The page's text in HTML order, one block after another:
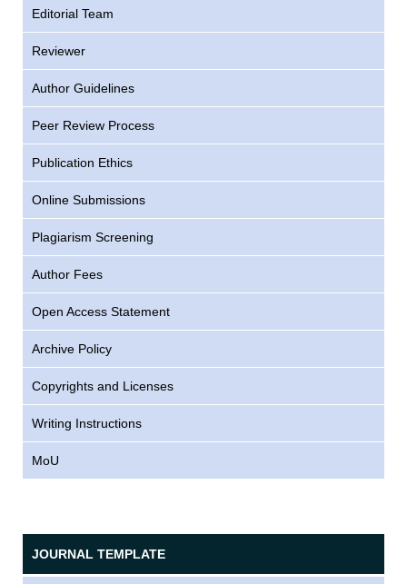
Editorial Team
Reviewer
Author Guidelines
Peer Review Process
Publication Ethics
Online Submissions
Plagiarism Screening
Author Fees
Open Access Statement
Archive Policy
Copyrights and Licenses
Writing Instructions
MoU
JOURNAL TEMPLATE